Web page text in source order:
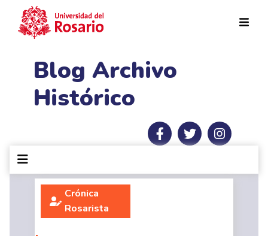
Blog Archivo
Histórico
Crónica
Rosarista